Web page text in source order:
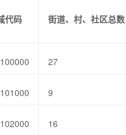
代码 街道、村、社区总数
27
9
16